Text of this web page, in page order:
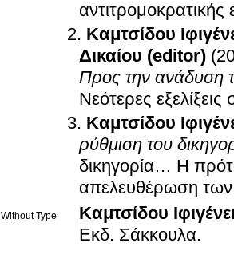
αντιτρομοκρατικής
Καμτσίδου
Δικαίου (editor)
Προς την ανάδυση
Νεότερες
Καμτσίδου
ρύθμιση του
δικηγορία… Η
απελευθέρωση των
Without Type
Καμτσίδου
Εκδ. Σάκκουλα.